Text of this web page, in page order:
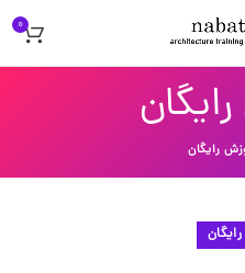
0
رایگان